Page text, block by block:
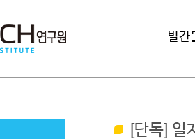
발간
[단독] 일